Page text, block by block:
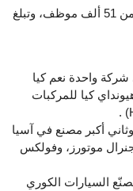
يعمل في شركة "كيا" في الوقت الراهن أكثر من 51 ألف موظف، وتبلغ
واحدة نعم كيا
كيا للمركبات
أكبر مصنع في آسيا
،جنرال موتورز، وفولكس
1998 بعد قيام مصنّع السيارات الكوري